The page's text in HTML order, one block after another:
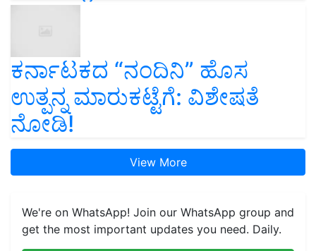
ಕರ್ನಾಟಕದ “ನಂದಿನಿ” ಹೊಸ
ಉತ್ಪನ್ನ ಮಾರುಕಟ್ಟೆಗೆ: ವಿಶೇಷತೆ
ನೋಡಿ!
View More
We're on WhatsApp! Join our WhatsApp group and
get the most important updates you need. Daily.